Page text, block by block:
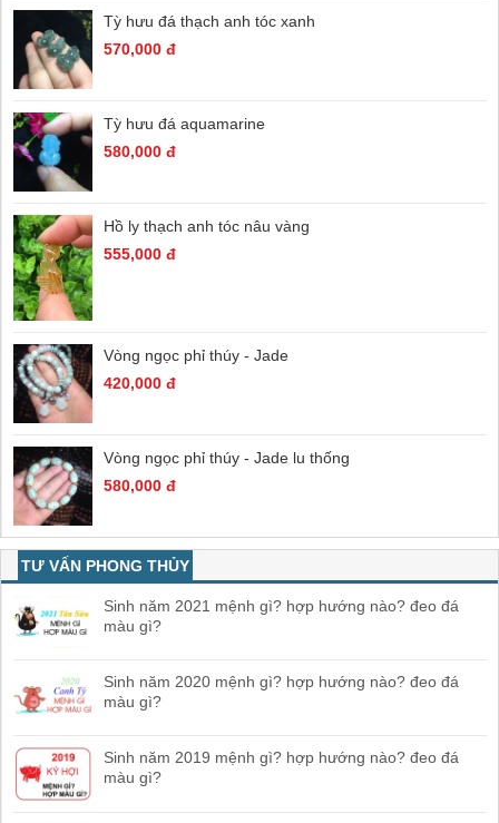
Tỳ hưu đá thạch anh tóc xanh
570,000 đ
Tỳ hưu đá aquamarine
580,000 đ
Hồ ly thạch anh tóc nâu vàng
555,000 đ
Vòng ngọc phỉ thúy - Jade
420,000 đ
Vòng ngọc phỉ thúy - Jade lu thống
580,000 đ
TƯ VẤN PHONG THỦY
Sinh năm 2021 mệnh gì? hợp hướng nào? đeo đá
màu gì?
Sinh năm 2020 mệnh gì? hợp hướng nào? đeo đá
màu gì?
Sinh năm 2019 mệnh gì? hợp hướng nào? đeo đá
màu gì?